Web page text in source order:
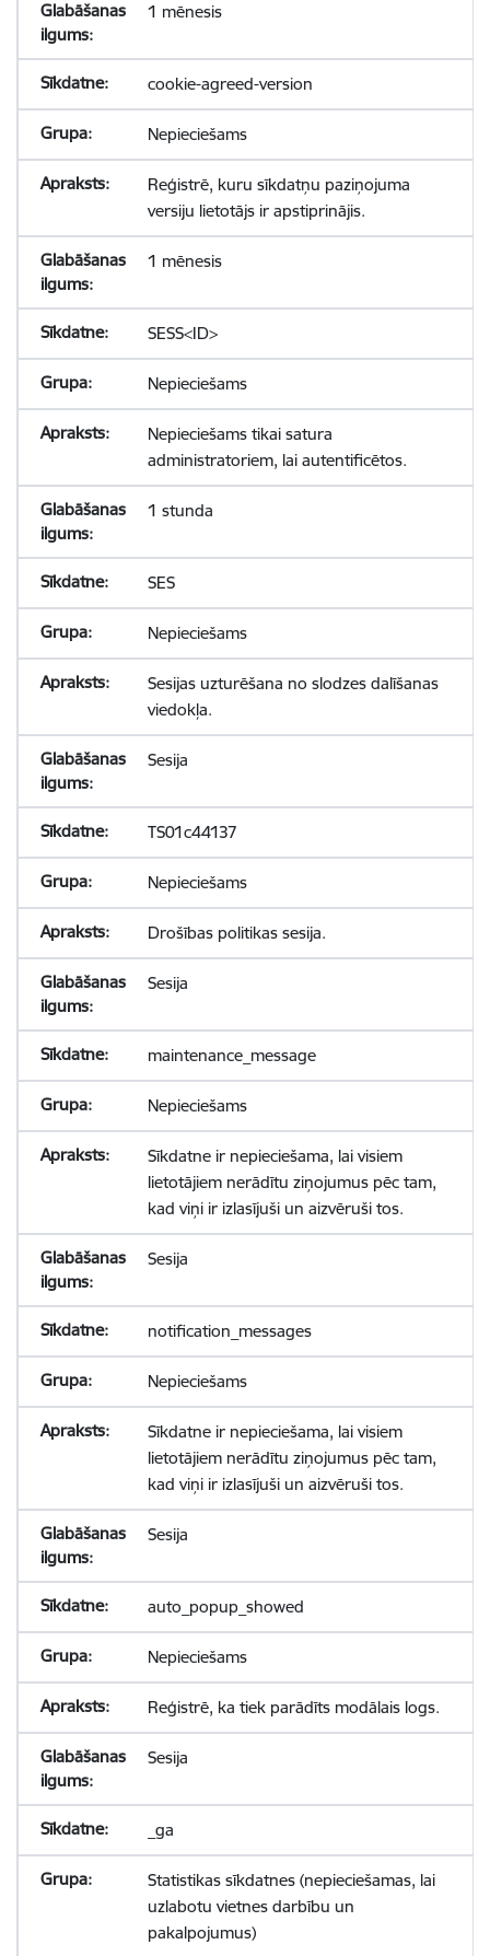
1 mēnesis
cookie-agreed-version
Nepieciešams
Reģistrē, kuru sīkdatņu paziņojuma
versiju lietotājs ir apstiprinājis.
1 mēnesis
SESS<ID>
Nepieciešams
Nepieciešams tikai satura
administratoriem, lai autentificētos.
1 stunda
SES
Nepieciešams
Sesijas uzturēšana no slodzes dalīšanas
viedokļa.
Sesija
TS01c44137
Nepieciešams
Drošības politikas sesija.
Sesija
maintenance_message
Nepieciešams
Sīkdatne ir nepieciešama, lai visiem
lietotājiem nerādītu ziņojumus pēc tam,
kad viņi ir izlasījuši un aizvēruši tos.
Sesija
notification_messages
Nepieciešams
Sīkdatne ir nepieciešama, lai visiem
lietotājiem nerādītu ziņojumus pēc tam,
kad viņi ir izlasījuši un aizvēruši tos.
Sesija
auto_popup_showed
Nepieciešams
Reģistrē, ka tiek parādīts modālais logs.
Sesija
_ga
Statistikas sīkdatnes (nepieciešamas, lai
uzlabotu vietnes darbību un
pakalpojumus)